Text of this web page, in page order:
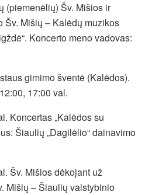
(piemenėlių) Šv. Mišios ir
Šv. Mišių – Kalėdų muzikos
Koncerto meno vadovas:
gimimo šventė (Kalėdos).
17:00 val.
Koncertas „Kalėdos su
Šiaulių „Dagilėlio“ dainavimo
Šv. Mišios dėkojant už
Mišių – Šiaulių valstybinio